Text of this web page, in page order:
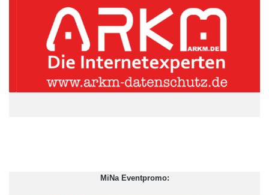
abermals belastet werden.
ARKM.marketing
MiNa Eventpromo: